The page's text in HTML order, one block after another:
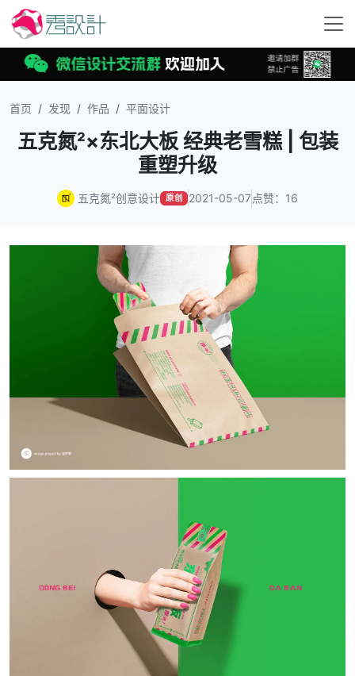
首页 发现 作品 平面设计
五克氮²×东北大板 经典老雪糕 | 包装
重塑升级
五克氮²创意设计 原创 2021-05-07点赞：16